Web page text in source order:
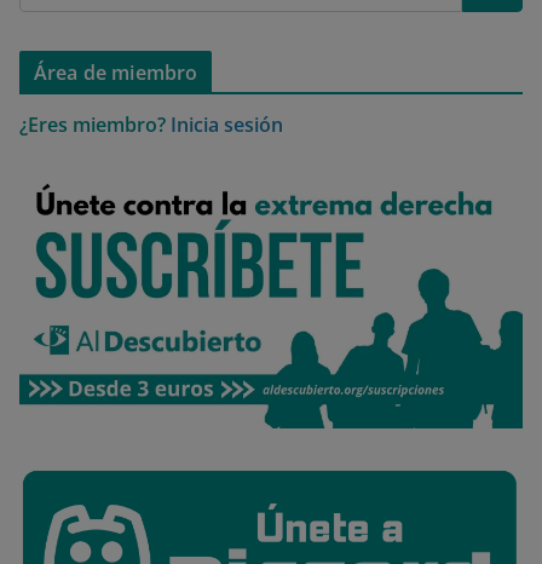
Área de miembro
¿Eres miembro? Inicia sesión